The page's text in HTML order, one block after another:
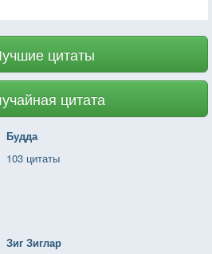
цитаты
цитата
Будда
103 цитаты
Зиг Зиглар